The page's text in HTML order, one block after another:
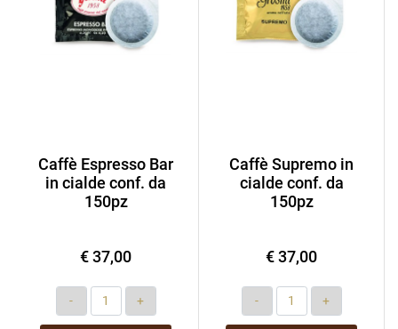
Caffè Espresso Bar
in cialde conf. da
150pz
€ 37,00
Quantità
Caffè Supremo in
cialde conf. da
150pz
€ 37,00
Quantità